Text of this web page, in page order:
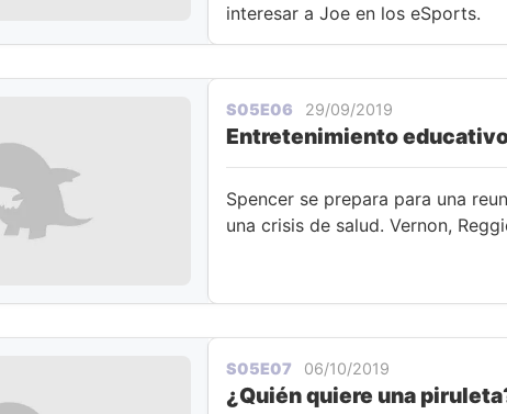
interesar a Joe en los eSports.
S05E06 29/09/2019
Entretenimiento
Spencer se prepara para una
una crisis de salud. Vernon,
S05E07 06/10/2019
¿Quién quiere una